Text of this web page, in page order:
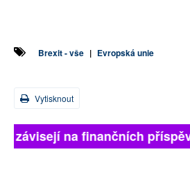
Brexit - vše | Evropská unie
Vytisknout
závisejí na finančních